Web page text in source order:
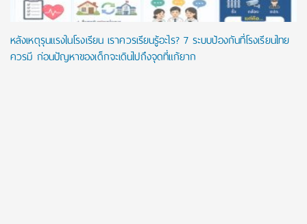
หลังเหตุรุนแรงในโรงเรียน เราควรเรียนรู้อะไร? 7 ระบบป้องกันที่โรงเรียนไทย
ควรมี ก่อนปัญหาของเด็กจะเดินไปถึงจุดที่แก้ยาก